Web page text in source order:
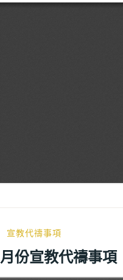
宣教代禱事項
月份宣教代禱事項